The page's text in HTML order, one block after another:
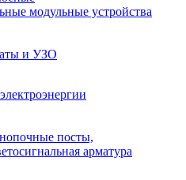
модульные устройства
и УЗО
посты,
арматура